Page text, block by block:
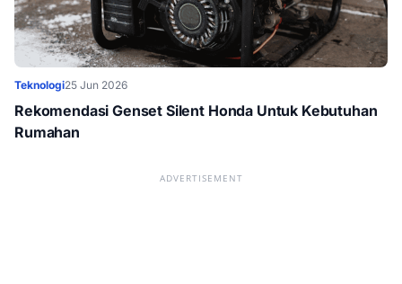
Teknologi25 Jun 2026
Rekomendasi Genset Silent Honda Untuk Kebutuhan
Rumahan
ADVERTISEMENT